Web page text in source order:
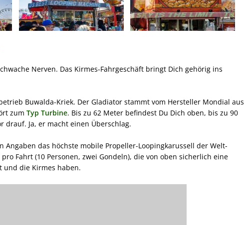
Nerven. Das Kirmes-Fahrgeschäft bringt Dich gehörig ins
Buwalda-Kriek. Der Gladiator stammt vom Hersteller Mondial aus
zum Typ Turbine. Bis zu 62 Meter befindest Du Dich oben, bis zu 90
drauf. Ja, er macht einen Überschlag.
Angaben das höchste mobile Propeller-Loopingkarussell der Welt-
Fahrt (10 Personen, zwei Gondeln), die von oben sicherlich eine
und die Kirmes haben.